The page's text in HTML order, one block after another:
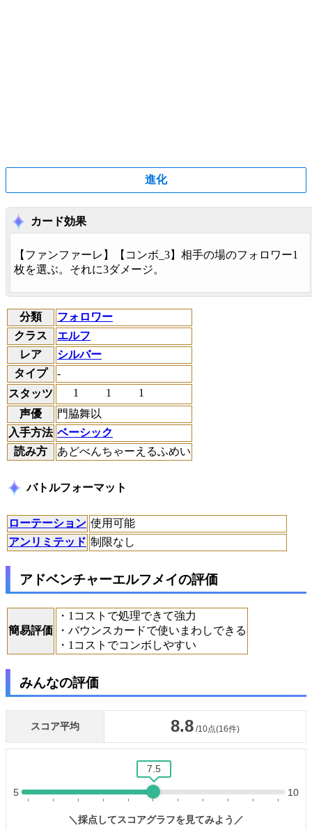
進化
カード効果
【 ファンファーレ 】【 コンボ _3】相手の場のフォロワー1
枚を選ぶ。それに3ダメージ。
分類
フォロワー
クラス
エルフ
レア
シルバー
タイプ
-
スタッツ
1 1
1
声優
門脇舞以
入手方法 ベーシック
読み方
あどべんちゃーえるふめい
バトルフォーマット
ローテーション 使用可能
アンリミテッド 制限なし
アドベンチャーエルフメイの評価
簡易評価
・1コストで処理できて強力
・バウンスカードで使いまわしできる
・1コストでコンボしやすい
みんなの評価